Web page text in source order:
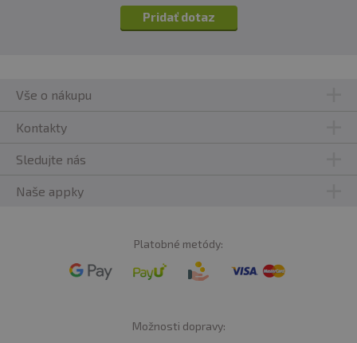
Pridať dotaz
Vše o nákupu
Kontakty
Sledujte nás
Naše appky
Platobné metódy:
Možnosti dopravy: